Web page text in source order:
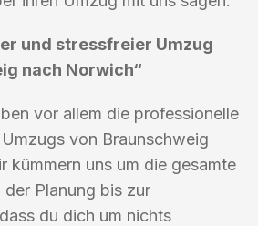
und stressfreier Umzug
nach Norwich“
vor allem die professionelle
von Braunschweig
kümmern uns um die gesamte
Planung bis zur
du dich um nichts